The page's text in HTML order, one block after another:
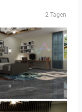
2 Tagen